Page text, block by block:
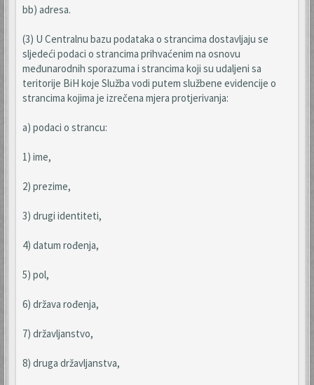
bb) adresa.
(3) U Centralnu bazu podataka o strancima dostavljaju se
sljedeći podaci o strancima prihvaćenim na osnovu
međunarodnih sporazuma i strancima koji su udaljeni sa
teritorije BiH koje Služba vodi putem službene evidencije o
strancima kojima je izrečena mjera protjerivanja:
a) podaci o strancu:
1) ime,
2) prezime,
3) drugi identiteti,
4) datum rođenja,
5) pol,
6) država rođenja,
7) državljanstvo,
8) druga državljanstva,